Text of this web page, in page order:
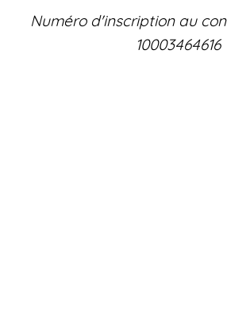
Numéro d'inscription au
10003464616